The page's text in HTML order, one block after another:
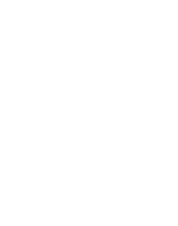
متحول نشود تحول در مجموعه‌های آموزشی
راه و شهرسازی